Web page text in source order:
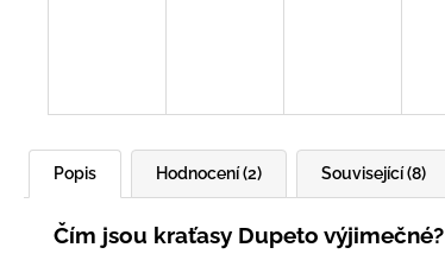
Popis Hodnocení (2) Související (8)
Čím jsou kraťasy Dupeto výjimečné?